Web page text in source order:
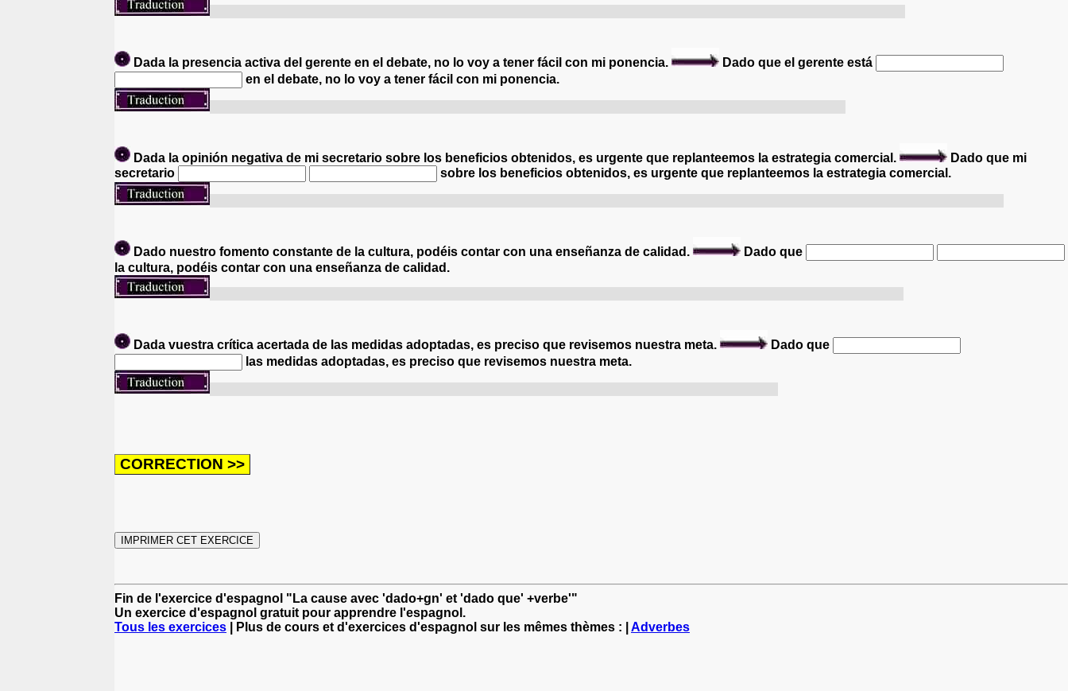
Dada la presencia activa del gerente en el debate, no lo voy a tener fácil con mi ponencia.
Dado que el gerente está
en el debate, no lo voy a tener fácil con mi ponencia.
Dada la opinión negativa de mi secretario sobre los beneficios obtenidos, es urgente que replanteemos la estrategia comercial.
Dado que mi
secretario
sobre los beneficios obtenidos, es urgente que replanteemos la estrategia comercial.
Dado nuestro fomento constante de la cultura, podéis contar con una enseñanza de calidad.
Dado que
la cultura, podéis contar con una enseñanza de calidad.
Dada vuestra crítica acertada de las medidas adoptadas, es preciso que revisemos nuestra meta.
Dado que
las medidas adoptadas, es preciso que revisemos nuestra meta.
Fin de l'exercice d'espagnol "La cause avec 'dado+gn' et 'dado que' +verbe'"
Un exercice d'espagnol gratuit pour apprendre l'espagnol.
Tous les exercices | Plus de cours et d'exercices d'espagnol sur les mêmes thèmes : | Adverbes